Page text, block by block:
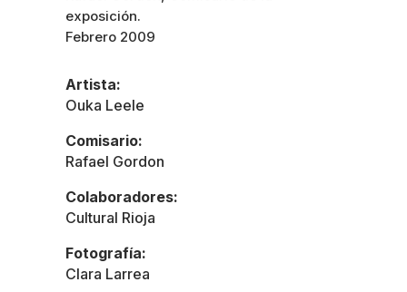
exposición.
Febrero 2009
Artista:
Ouka Leele
Comisario:
Rafael Gordon
Colaboradores:
Cultural Rioja
Fotografía:
Clara Larrea